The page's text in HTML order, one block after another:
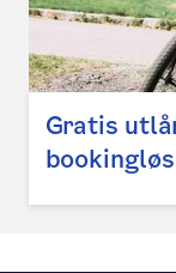
Gratis